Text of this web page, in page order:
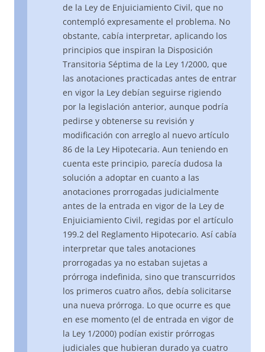
de la Ley de Enjuiciamiento Civil, que no
contempló expresamente el problema. No
obstante, cabía interpretar, aplicando los
principios que inspiran la Disposición
Transitoria Séptima de la Ley 1/2000, que
las anotaciones practicadas antes de entrar
en vigor la Ley debían seguirse rigiendo
por la legislación anterior, aunque podría
pedirse y obtenerse su revisión y
modificación con arreglo al nuevo artículo
86 de la Ley Hipotecaria. Aun teniendo en
cuenta este principio, parecía dudosa la
solución a adoptar en cuanto a las
anotaciones prorrogadas judicialmente
antes de la entrada en vigor de la Ley de
Enjuiciamiento Civil, regidas por el artículo
199.2 del Reglamento Hipotecario. Así cabía
interpretar que tales anotaciones
prorrogadas ya no estaban sujetas a
prórroga indefinida, sino que transcurridos
los primeros cuatro años, debía solicitarse
una nueva prórroga. Lo que ocurre es que
en ese momento (el de entrada en vigor de
la Ley 1/2000) podían existir prórrogas
judiciales que hubieran durado ya cuatro